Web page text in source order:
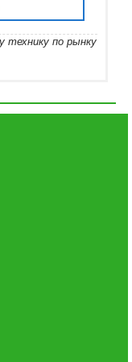
технику по рынку